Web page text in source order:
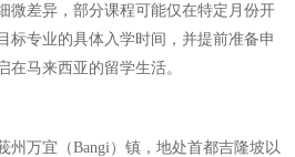
微差异，部分课程可能仅在特定月份开
标专业的具体入学时间，并提前准备申
在马来西亚的留学生活。
州万宜（Bangi）镇，地处首都吉隆坡以